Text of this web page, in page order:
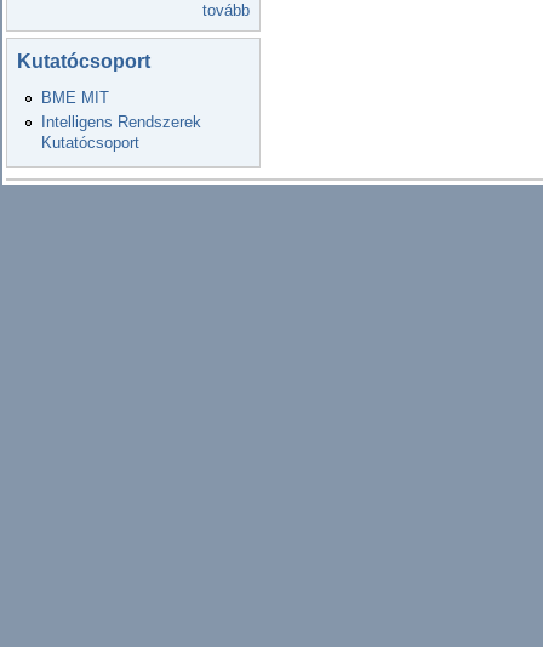
tovább
Kutatócsoport
BME MIT
Intelligens Rendszerek
Kutatócsoport